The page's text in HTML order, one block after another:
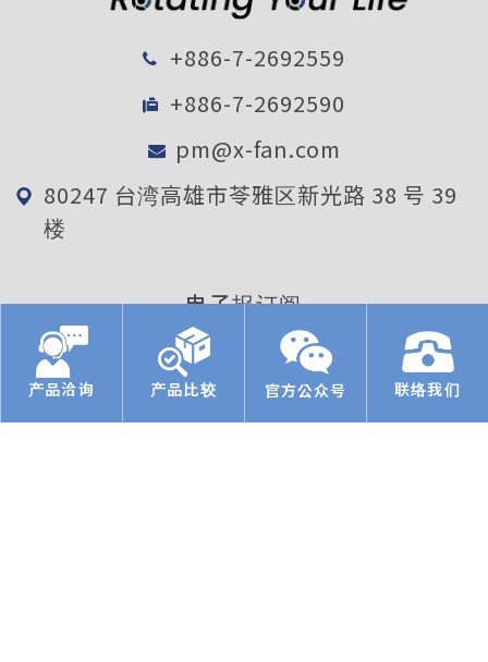
+886-7-2692559
+886-7-2692590
pm@x-fan.com
80247 台湾高雄市苓雅区新光路 38 号 39
楼
电子报订阅
确定送出
产品洽询 产品比较 官方公众号 联络我们